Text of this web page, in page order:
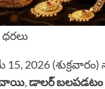
15, 2026
,డాలర్ బలపడటం